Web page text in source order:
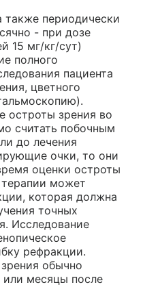
также периодически
- при дозе
15 мг/кг/сут)
полного
пациента
цветного
остроты зрения во
считать побочным
до лечения
очки, то они
оценки остроты
терапии может
которая должна
точных
Исследование
рефракции.
обычно
или месяцы после